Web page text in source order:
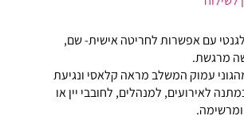
עם אפשרות לחריטה אישית- שם,
מרגשת.
עמוק המשלב מראה קלאסי ונגיעת
לאירועים, למנהלים, לחובבי יין או